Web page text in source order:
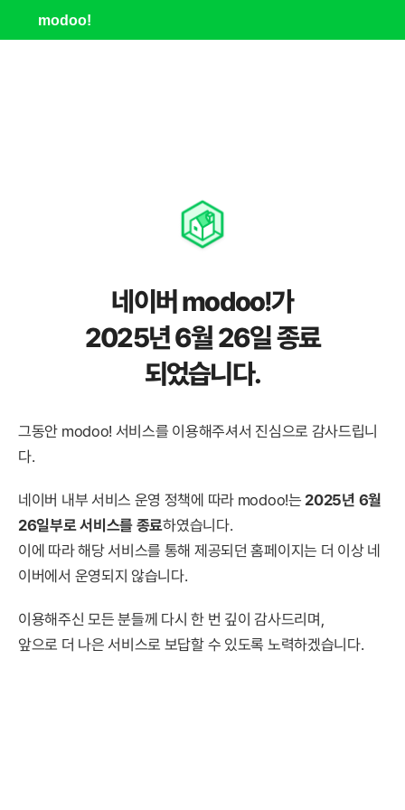
modoo!
네이버 modoo!가
2025년 6월 26일 종료
되었습니다.
그동안 modoo! 서비스를 이용해주셔서 진심으로 감사드립니
다.
네이버 내부 서비스 운영 정책에 따라 modoo!는 2025년 6월
26일부로 서비스를 종료하였습니다.
이에 따라 해당 서비스를 통해 제공되던 홈페이지는 더 이상 네
이버에서 운영되지 않습니다.
이용해주신 모든 분들께 다시 한 번 깊이 감사드리며,
앞으로 더 나은 서비스로 보답할 수 있도록 노력하겠습니다.